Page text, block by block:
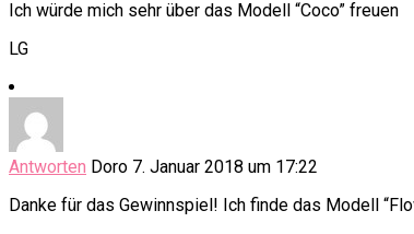
Ich würde mich sehr über das Modell “Coco” freuen
LG
Antworten Doro 7. Januar 2018 um 17:22
Danke für das Gewinnspiel! Ich finde das Modell